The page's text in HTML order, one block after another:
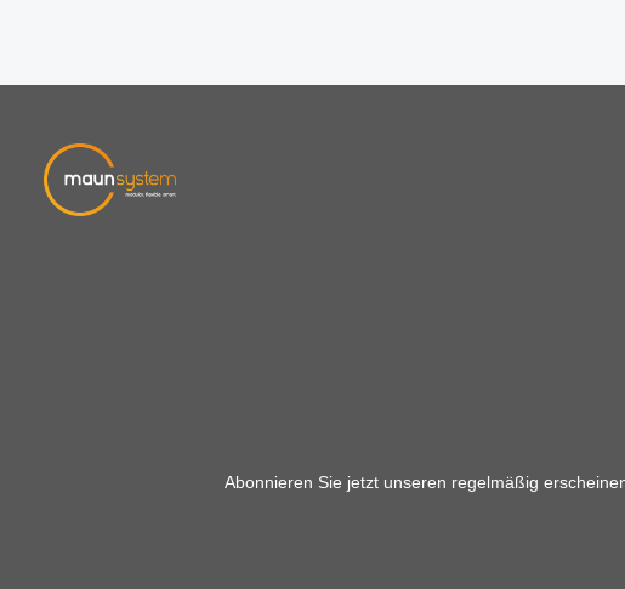
Abonnieren Sie jetzt unseren regelmäßig